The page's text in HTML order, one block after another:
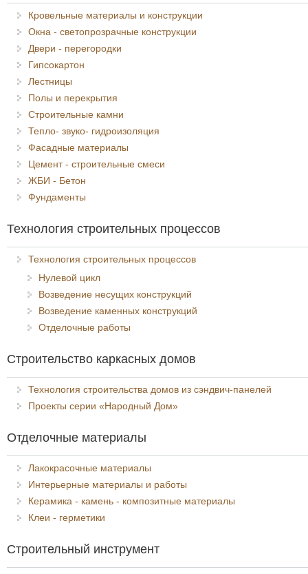
Кровельные материалы и конструкции
Окна - светопрозрачные конструкции
Двери - перегородки
Гипсокартон
Лестницы
Полы и перекрытия
Строительные камни
Тепло- звуко- гидроизоляция
Фасадные материалы
Цемент - строительные смеси
ЖБИ - Бетон
Фундаменты
Технология строительных процессов
Технология строительных процессов
Нулевой цикл
Возведение несущих конструкций
Возведение каменных конструкций
Отделочные работы
Строительство каркасных домов
Технология строительства домов из сэндвич-панелей
Проекты серии «Народный Дом»
Отделочные материалы
Лакокрасочные материалы
Интерьерные материалы и работы
Керамика - камень - композитные материалы
Клеи - герметики
Строительный инструмент